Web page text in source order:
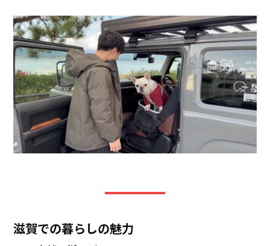
滋賀での暮らしの魅力